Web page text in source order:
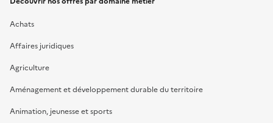
Achats
Affaires juridiques
Agriculture
Aménagement et développement durable du territoire
Animation, jeunesse et sports